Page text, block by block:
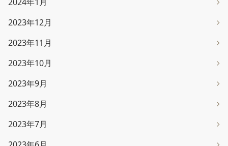
2023年12月
2023年11月
2023年10月
2023年9月
2023年8月
2023年7月